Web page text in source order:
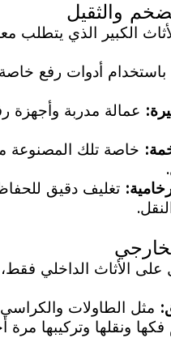
الكبير الذي يتطلب
باستخدام أدوات رفع
عمالة مدربة وأجهزة
خاصة تلك المصنوعة
تغليف دقيق
على الأثاث الداخلي
مثل الطاولات والكراسي
ونقلها وتركيبها مرة